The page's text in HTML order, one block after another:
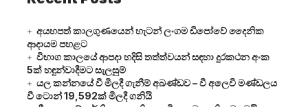
අයහපත් කාලගුණයෙන් හැටන් ලංගම ඩිපෝවේ දෛනික
ආදායම පහළට
විභාග කාලයේ ආපදා හදිසි තත්ත්වයන් සඳහා දුරකථන අංක
5ක් හඳුන්වාදීමට සැලසුම්
යල කන්නයේ වී මිලදී ගැනීම් අඛණ්ඩව – වී අලෙවි මණ්ඩලය
වී ටොන් 19,592ක් මිලදී ගනියි